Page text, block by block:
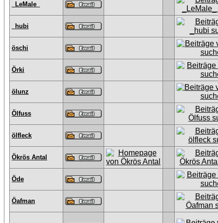
_LeMale_
_hubi
öschi
Örki
ölunz
Ölfuss
ölfleck
Ökrös Antal
Öde
Öafman